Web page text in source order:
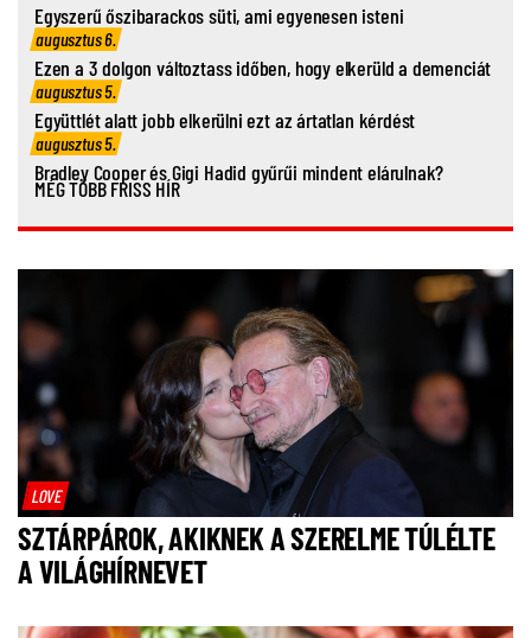
Egyszerű őszibarackos süti, ami egyenesen isteni
augusztus 6.
Ezen a 3 dolgon változtass időben, hogy elkerüld a demenciát
augusztus 5.
Együttlét alatt jobb elkerülni ezt az ártatlan kérdést
augusztus 5.
Bradley Cooper és Gigi Hadid gyűrűi mindent elárulnak?
MÉG TÖBB FRISS HÍR
LOVE
SZTÁRPÁROK, AKIKNEK A SZERELME TÚLÉLTE
A VILÁGHÍRNEVET